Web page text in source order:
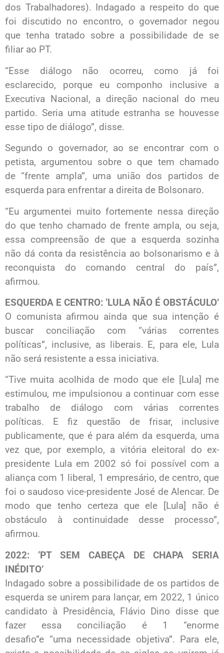
dos Trabalhadores). Indagado a respeito do que
foi discutido no encontro, o governador negou
que tenha tratado sobre a possibilidade de se
filiar ao PT.
“Esse diálogo não ocorreu, como já foi
esclarecido, porque eu componho inclusive a
Executiva Nacional, a direção nacional do meu
partido. Seria uma atitude estranha se houvesse
esse tipo de diálogo”, disse.
Segundo o governador, ao se encontrar com o
petista, argumentou sobre o que tem chamado
de “frente ampla”, uma união dos partidos de
esquerda para enfrentar a direita de Bolsonaro.
“Eu argumentei muito fortemente nessa direção
do que tenho chamado de frente ampla, ou seja,
essa compreensão de que a esquerda sozinha
não dá conta da resistência ao bolsonarismo e à
reconquista do comando central do país”,
afirmou.
ESQUERDA E CENTRO: ‘LULA NÃO É OBSTÁCULO’
O comunista afirmou ainda que sua intenção é
buscar conciliação com “várias correntes
políticas”, inclusive, as liberais. E, para ele, Lula
não será resistente a essa iniciativa.
“Tive muita acolhida de modo que ele [Lula] me
estimulou, me impulsionou a continuar com esse
trabalho de diálogo com várias correntes
políticas. E fiz questão de frisar, inclusive
publicamente, que é para além da esquerda, uma
vez que, por exemplo, a vitória eleitoral do ex-
presidente Lula em 2002 só foi possível com a
aliança com 1 liberal, 1 empresário, de centro, que
foi o saudoso vice-presidente José de Alencar. De
modo que tenho certeza que ele [Lula] não é
obstáculo à continuidade desse processo”,
afirmou.
2022: ‘PT SEM CABEÇA DE CHAPA SERIA
INÉDITO’
Indagado sobre a possibilidade de os partidos de
esquerda se unirem para lançar, em 2022, 1 único
candidato à Presidência, Flávio Dino disse que
fazer essa conciliação é 1 “enorme
desafio”e “uma necessidade objetiva”. Para ele,